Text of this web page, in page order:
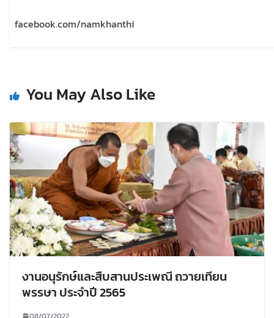
facebook.com/namkhanthi
You May Also Like
งานอนุรักษ์และสืบสานประเพณี ถวายเทียน
พรรษา ประจำปี 2565